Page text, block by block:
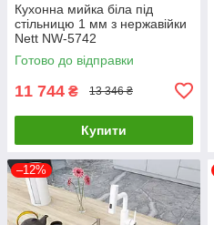
Кухонна мийка біла під
стільницю 1 мм з нержавійки
Nett NW-5742
Готово до відправки
11 744 ₴ 13 346 ₴
Купити
–12%